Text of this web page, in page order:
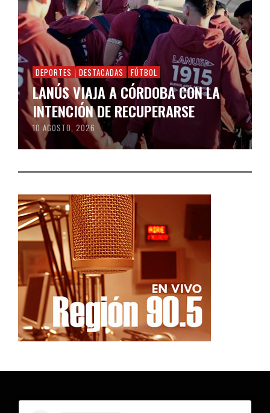
DEPORTES DESTACADAS FÚTBOL
LANÚS VIAJA A CÓRDOBA CON LA
INTENCIÓN DE RECUPERARSE
10 AGOSTO, 2026